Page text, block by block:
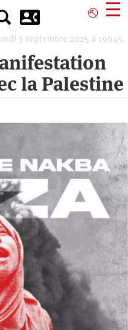
⎋ ☰
3 septembre 2025 à 19h45.
la Palestine